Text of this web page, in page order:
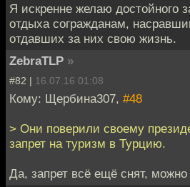
Я искренне желаю достойного
отдыха согражданам,
отдавших за них свою жизнь.
ZebraTLP »
#82 | 16.07.16 01:08
Кому: Щербина307, #48
> Они поверили своему
запрет на туризм в Турцию.
Да, запрет всё ещё снят, можно